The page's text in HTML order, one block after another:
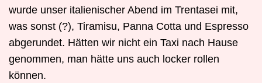
wurde unser italienischer Abend im Trentasei mit,
was sonst (?), Tiramisu, Panna Cotta und Espresso
abgerundet. Hätten wir nicht ein Taxi nach Hause
genommen, man hätte uns auch locker rollen
können.